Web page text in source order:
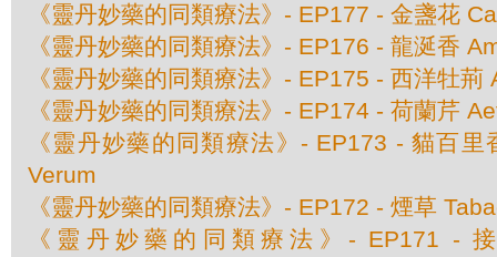
《靈丹妙藥的同類療法》- EP177 - 金盞花
《靈丹妙藥的同類療法》- EP176 - 龍涎香
《靈丹妙藥的同類療法》- EP175 - 西洋牡
《靈丹妙藥的同類療法》- EP174 - 荷蘭芹
《靈丹妙藥的同類療法》- EP173 - 貓百里
Verum
《靈丹妙藥的同類療法》- EP172 - 煙草
《靈丹妙藥的同類療法》- EP171 -